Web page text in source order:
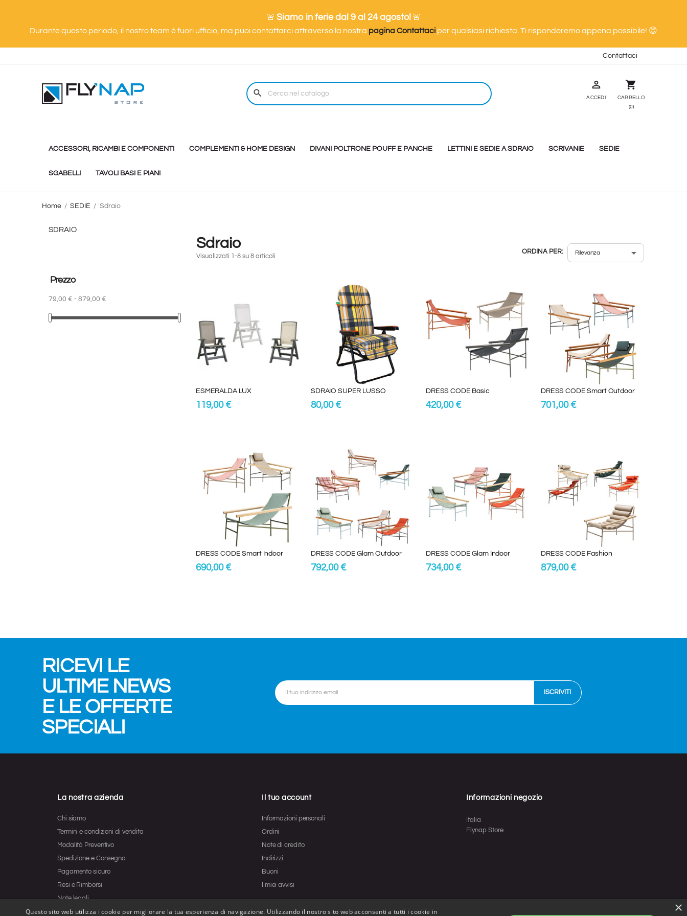
🚨 Siamo in ferie dal 9 al 24 agosto!🚨
Durante questo periodo, il nostro team è fuori ufficio, ma puoi contattarci attraverso la nostra pagina Contattaci per qualsiasi richiesta. Ti risponderemo appena possibile! 😊
Contattaci
search

ACCEDI
shopping_cart
CARRELLO
(0)
ACCESSORI, RICAMBI E COMPONENTI COMPLEMENTI & HOME DESIGN DIVANI POLTRONE POUFF E PANCHE LETTINI E SEDIE A SDRAIO SCRIVANIE SEDIE
SGABELLI TAVOLI BASI E PIANI
Home SEDIE Sdraio
SDRAIO
Prezzo
79,00 € - 879,00 €
Sdraio
Visualizzati 1-8 su 8 articoli
ORDINA PER:
ESMERALDA LUX
119,00 €
SDRAIO SUPER LUSSO
80,00 €
DRESS CODE Basic
420,00 €
DRESS CODE Smart Outdoor
701,00 €
DRESS CODE Smart Indoor
690,00 €
DRESS CODE Glam Outdoor
792,00 €
DRESS CODE Glam Indoor
734,00 €
DRESS CODE Fashion
879,00 €
RICEVI LE
ULTIME NEWS
E LE OFFERTE
SPECIALI
La nostra azienda
Chi siamo
Termini e condizioni di vendita
Modalità Preventivo
Spedizione e Consegna
Pagamento sicuro
Resi e Rimborsi
Note legali
Contattaci
Il tuo account
Informazioni personali
Ordini
Note di credito
Indirizzi
Buoni
I miei avvisi
Informazioni negozio
Italia
Flynap Store
×
Questo sito web utilizza i cookie per migliorare la tua esperienza di navigazione. Utilizzando il nostro sito web acconsenti a tutti i cookie in